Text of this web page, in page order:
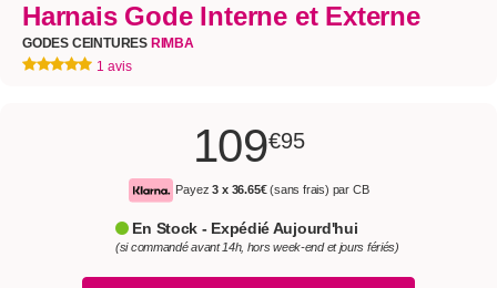
Harnais Gode Interne et Externe
GODES CEINTURES RIMBA
1 avis
109€95
Payez3 x 36.65€(sans frais) par CB
En Stock - Expédié Aujourd'hui
(si commandé avant 14h, hors week-end et jours fériés)